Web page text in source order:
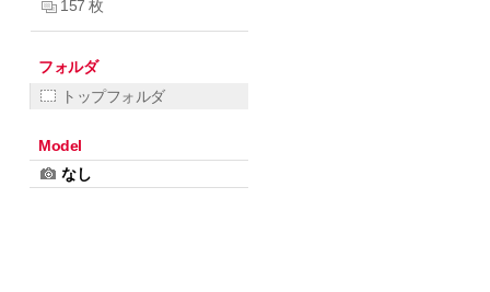
157 枚
フォルダ
トップフォルダ
Model
なし